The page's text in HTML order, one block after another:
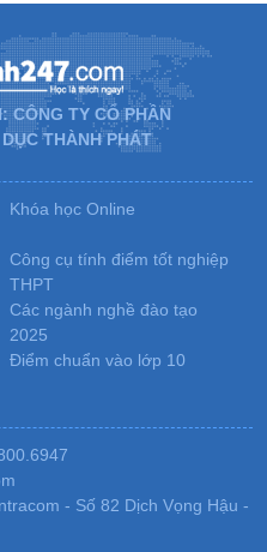
CÔNG TY CỔ PHẦN
THÀNH PHÁT
Khóa học Online
Công cụ tính điểm tốt nghiệp
THPT
Các ngành nghề đào tạo
2025
Điểm chuẩn vào lớp 10
- Số 82 Dịch Vọng Hậu -